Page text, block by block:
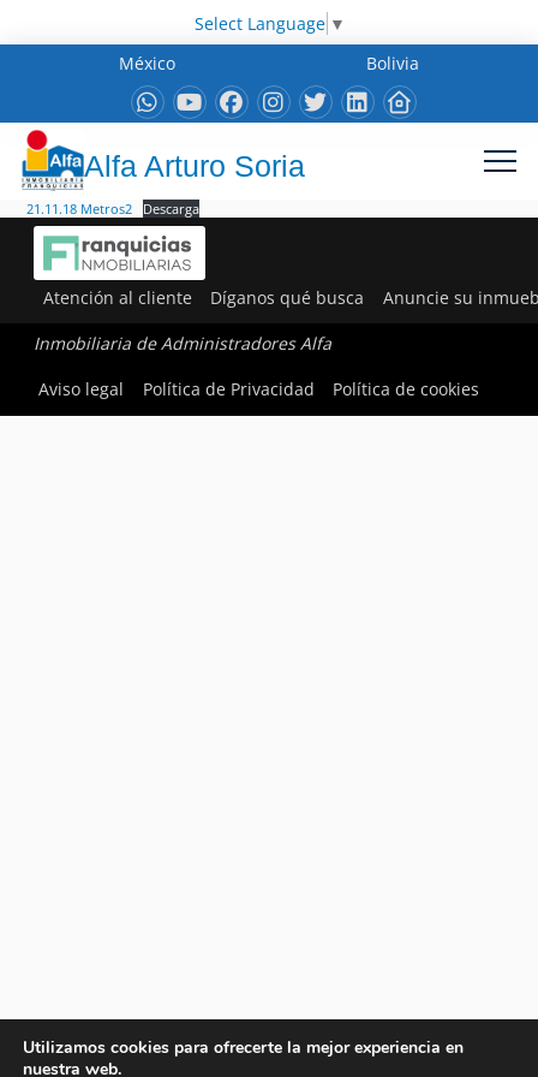
Select Language ▼
México
Bolivia
Alfa Arturo Soria
21.11.18 Metros2 Descarga
Atención al cliente Díganos qué busca Anuncie su
Inmobiliaria de Administradores Alfa
Aviso legal
Política de Privacidad Política de cookies
Utilizamos cookies para ofrecerte la mejor experiencia en
nuestra web.